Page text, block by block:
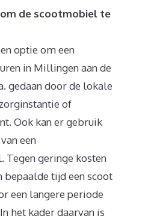
de scootmobiel te
optie om een
in Millingen aan de
gedaan door de lokale
of
Ook kan er gebruik
een
geringe kosten
bepaalde tijd een scoot
een langere periode
het kader daarvan is